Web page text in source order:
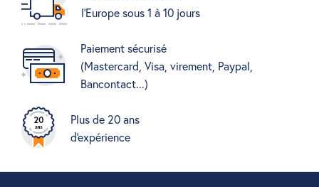
l'Europe sous 1 à 10 jours
Paiement sécurisé
(Mastercard, Visa, virement, Paypal,
Bancontact...)
Plus de 20 ans
d'expérience